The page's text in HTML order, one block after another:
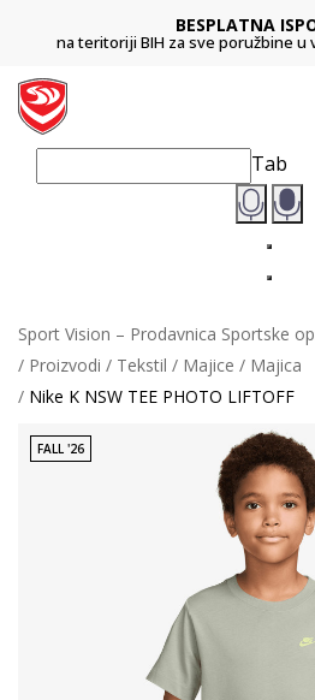
BESPLATNA
na teritoriji BIH za sve poružbine u
Tab
Sport Vision – Prodavnica Sportske
Proizvodi
Tekstil Majice
Majica
Nike K NSW TEE PHOTO LIFTOFF
FALL '26